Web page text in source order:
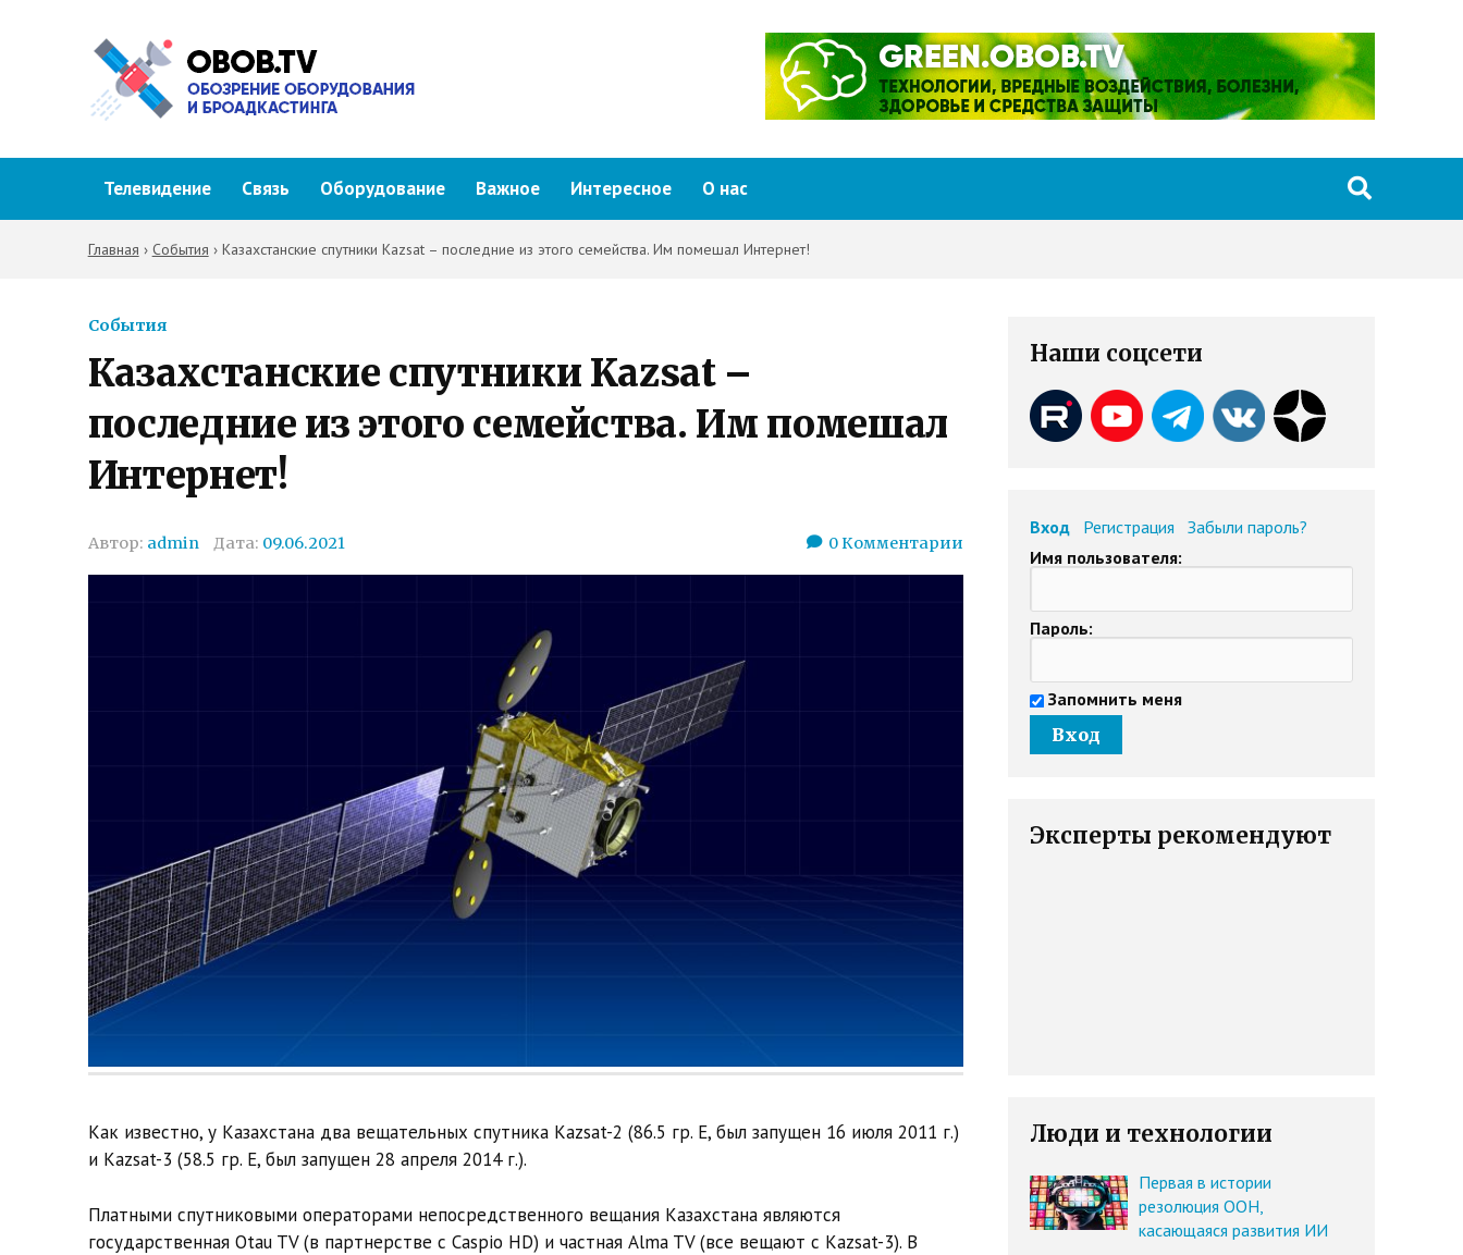
Телевидение Связь Оборудование Важное Интересное О нас
Главная › События › Казахстанские спутники Kazsat – последние из этого семейства. Им помешал Интернет!
События
Казахстанские спутники Kazsat –
последние из этого семейства. Им помешал
Интернет!
Автор: admin Дата: 09.06.2021 0Комментарии
Как известно, у Казахстана два вещательных спутника Kazsat-2 (86.5 гр. E, был запущен 16 июля 2011 г.)
и Kazsat-3 (58.5 гр. E, был запущен 28 апреля 2014 г.).
Платными спутниковыми операторами непосредственного вещания Казахстана являются
государственная Otau TV (в партнерстве с Caspio HD) и частная Alma TV (все вещают с Kazsat-3). В
Наши соцсети
Вход Регистрация
Забыли пароль?
Имя пользователя:
Пароль:
Запомнить меня
Эксперты рекомендуют
Люди и технологии
Первая в истории
резолюция ООН,
касающаяся развития ИИ